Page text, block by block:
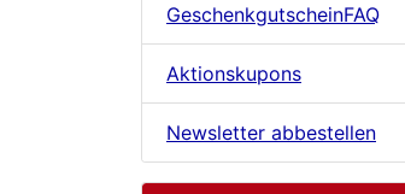
GeschenkgutscheinFAQ
Aktionskupons
Newsletter abbestellen